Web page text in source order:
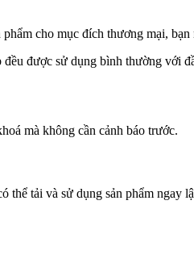
cho mục đích thương mại,
được sử dụng bình thường với
mà không cần cảnh báo trước.
thể tải và sử dụng sản phẩm ngay